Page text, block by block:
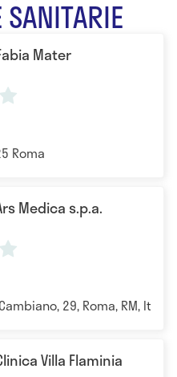
presso la Clinica
di chirurgia
e laparoscopia.
Mater
Roma
Medica s.p.a.
29, Roma, RM, Italia
Villa Flaminia